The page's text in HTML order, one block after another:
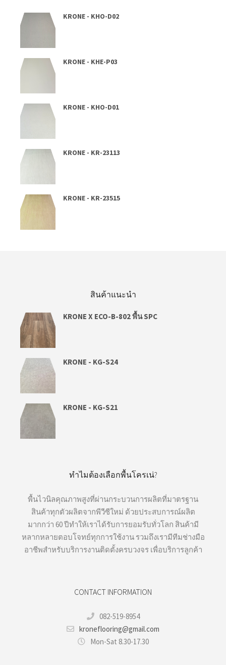
KRONE - KHO-D02
KRONE - KHE-P03
KRONE - KHO-D01
KRONE - KR-23113
KRONE - KR-23515
สินค้าแนะนำ
KRONE X ECO-B-802 พื้น SPC
KRONE - KG-S24
KRONE - KG-S21
ทำไมต้องเลือกพื้นโครเน่?
พื้นไวนิลคุณภาพสูงที่ผ่านกระบวนการผลิตที่มาตรฐาน
สินค้าทุกตัวผลิตจากพีวีซีใหม่ ด้วยประสบการณ์ผลิต
มากกว่า 60 ปีทำให้เราได้รับการยอมรับทั่วโลก สินค้ามี
หลากหลายตอบโจทย์ทุกการใช้งาน รวมถึงเรามีทีมช่างมือ
อาชีพสำหรับบริการงานติดตั้งครบวงจร เพื่อบริการลูกค้า
CONTACT INFORMATION
082-519-8954
kroneflooring@gmail.com
Mon-Sat 8.30-17.30